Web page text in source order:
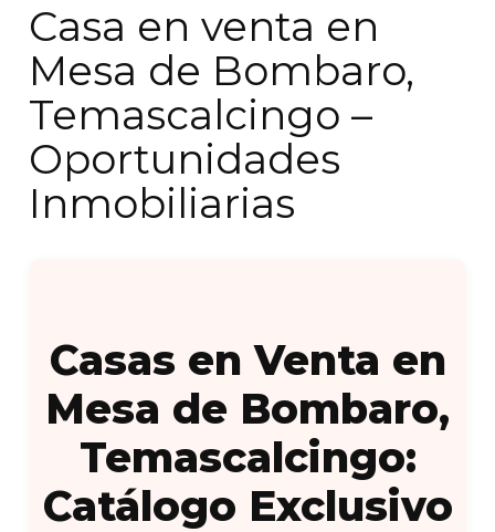
Casa en venta en
Mesa de Bombaro,
Temascalcingo –
Oportunidades
Inmobiliarias
Casas en Venta en
Mesa de Bombaro,
Temascalcingo:
Catálogo Exclusivo